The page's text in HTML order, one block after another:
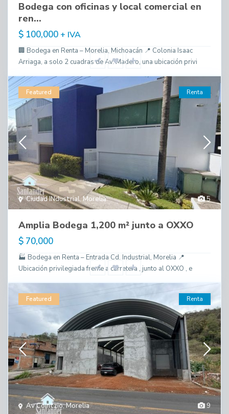
Bodega con oficinas y local comercial en
ren...
$ 100,000 + IVA
🏢 Bodega en Renta – Morelia, Michoacán 📍 Colonia Isaac
Arriaga, a solo 2 cuadras de Av. Madero, una ubicación privi
5
Ciudad INdustrial,Morelia
Featured Renta
Amplia Bodega 1,200 m² junto a OXXO
$ 70,000
🏭 Bodega en Renta – Entrada Cd. Industrial, Morelia 📍
Ubicación privilegiada frente a carretera , junto al OXXO , e
9
Av Cointzio,Morelia
Featured Renta